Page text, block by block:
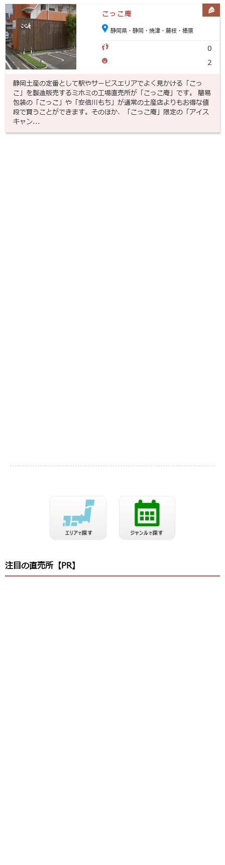
こっこ庵
静岡県・静岡・焼津・藤枝・榛原
0
2
静岡土産の定番として駅やサービスエリアでよく見かける「こっ
こ」を製造販売するミホミの工場直売所が「こっこ庵」です。 簡易
包装の「こっこ」や「安倍川もち」が通常の土産店よりもお得な値
段で買うことができます。そのほか、「こっこ庵」限定の「アイス
キャン...
注目の直売所【PR】